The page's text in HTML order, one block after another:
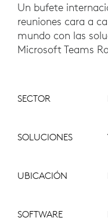
Un bufete
reuniones cara a
mundo con las
Microsoft Teams
SECTOR
SOLUCIONES
UBICACIÓN
SOFTWARE